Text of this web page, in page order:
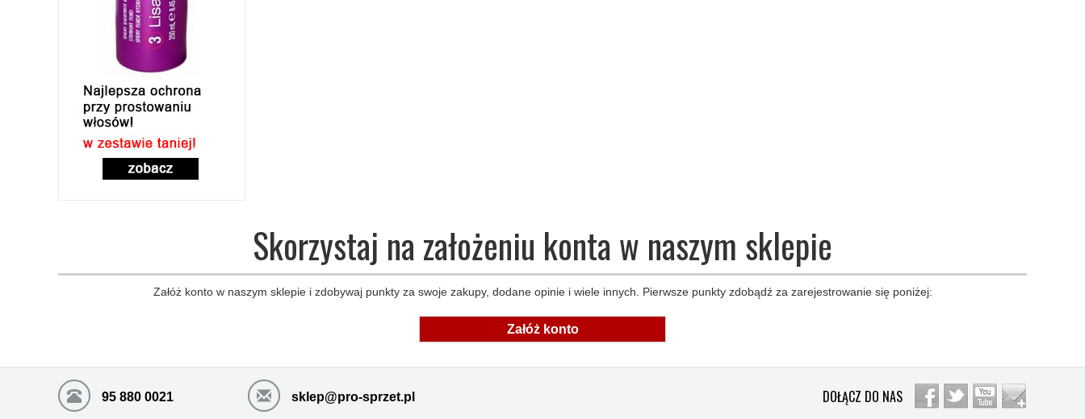
Skorzystaj na założeniu konta w naszym sklepie
Załóż konto w naszym sklepie i zdobywaj punkty za swoje zakupy, dodane opinie i wiele innych. Pierwsze punkty zdobądź za zarejestrowanie się poniżej:
Załóż konto
95 880 0021 sklep@pro-sprzet.pl DOŁĄCZ DO NAS